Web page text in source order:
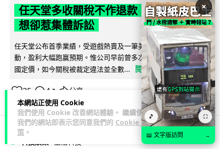
本網站正使用 Cookie
我們使用 Cookie 改善網站體驗。 繼續使用
我們的網站即表示您同意我們的 Cookie 政
策 。
任天堂多收關稅不作退款 業績報告理
想卻惹集體訴訟
任天堂公布首季業績，受遊戲熱賣及一筆美國退還關稅款項帶
動，盈利大幅跑贏預期。惟公司早前曾多次以關稅為由調高美
國定價，如今關稅被裁定違法並全數...
閱讀全文
35 4 ↗ 分享
科技娛樂 生活科技
×
🎵 ⛶
📖 文字版訪問 →